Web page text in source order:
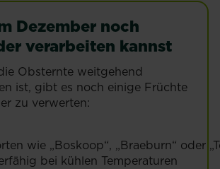
Dezember noch
verarbeiten kannst
Obsternte weitgehend
ist, gibt es noch einige Früchte
zu verwerten:
wie „Boskoop“, „Braeburn“ oder
bei kühlen Temperaturen